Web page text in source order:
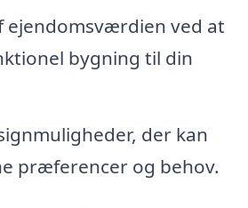
ejendomsværdien ved at
bygning til din
der kan
præferencer og behov.